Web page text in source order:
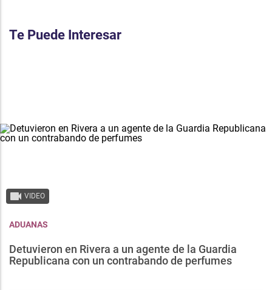
Te Puede Interesar
VIDEO
ADUANAS
Detuvieron en Rivera a un agente de la Guardia
Republicana con un contrabando de perfumes